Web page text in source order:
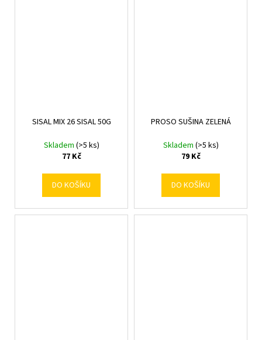
SISAL MIX 26 SISAL 50G
Skladem (>5 ks)
77 Kč
DO KOŠÍKU
PROSO SUŠINA ZELENÁ
Skladem (>5 ks)
79 Kč
DO KOŠÍKU